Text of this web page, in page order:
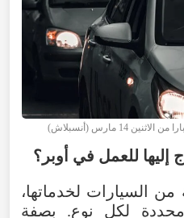
14 مارس (أنسبلاش)
إليها للعمل في أوبر؟
من السيارات لخدماتها،
لكل نوع. بصفة